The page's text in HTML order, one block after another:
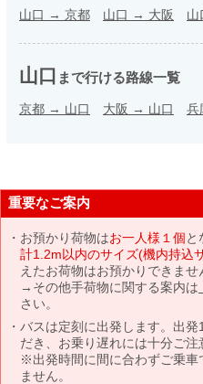
山口 → 京都 山口 → 大阪 山
山口 まで行ける路線一覧
京都 → 山口 大阪 → 山口 兵
重要なご案内
お預かり荷物はお一人様１個と
計1.2m以内のサイズ(機内持込
えたお荷物はお預かりできませ
→その他手荷物に関する案内は
さい。
バスは定刻に出発します。出
だき、お乗り遅れには十分ご注
※出発時間に間に合わずご乗車
ません。